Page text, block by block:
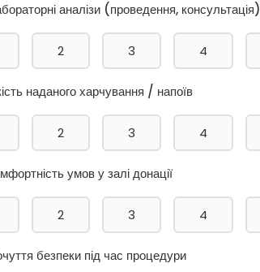
аналізи (проведення, консультація)
2 3 4
наданого харчування / напоїв
2 3 4
умов у залі донації
2 3 4
безпеки під час процедури